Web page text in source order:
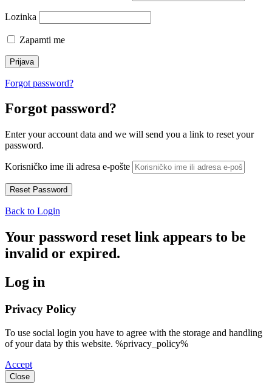
Lozinka
Zapamti me
Forgot password?
Forgot password?
Enter your account data and we will send you a link to reset your
password.
Korisničko ime ili adresa e-pošte
Back to Login
Your password reset link appears to be
invalid or expired.
Log in
Privacy Policy
To use social login you have to agree with the storage and handling
of your data by this website. %privacy_policy%
Accept
Close